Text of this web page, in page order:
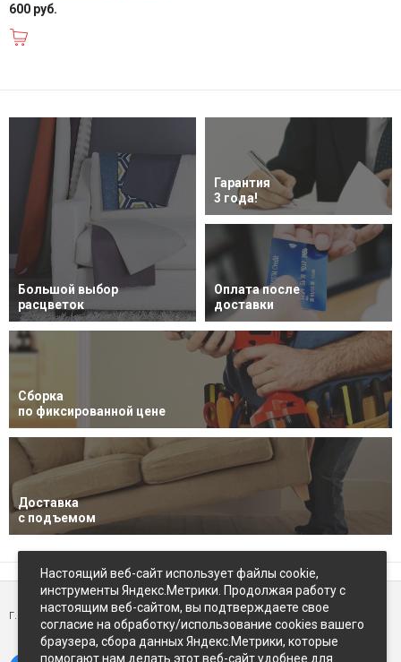
600 руб.
Большой выбор
расцветок
Гарантия
3 года!
Оплата после
доставки
Сборка
по фиксированной цене
Доставка
с подъемом
г. Петропавловск-Камчатский,ул Восточное-шоссе, д.5
Настоящий веб-сайт использует файлы cookie,
инструменты Яндекс.Метрики. Продолжая работу с
настоящим веб-сайтом, вы подтверждаете свое
согласие на обработку/использование cookies вашего
браузера, сбора данных Яндекс.Метрики, которые
помогают нам делать этот веб-сайт удобнее для